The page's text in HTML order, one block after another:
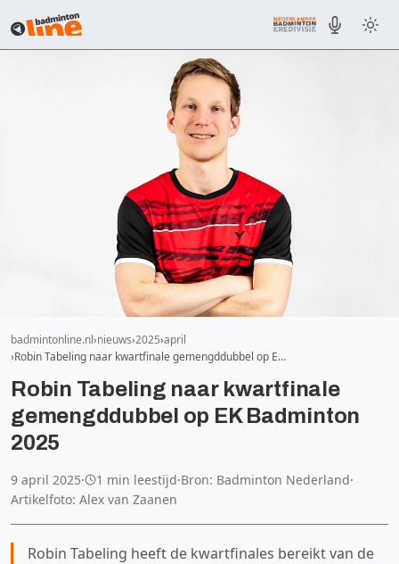
badmintonline.nl nieuws 2025 april
Robin Tabeling naar kwartfinale gemengddubbel op E…
Robin Tabeling naar kwartfinale
gemengddubbel op EK Badminton
2025
9 april 2025· 1 min leestijd·Bron: Badminton Nederland·
Artikelfoto: Alex van Zaanen
Robin Tabeling heeft de kwartfinales bereikt van de